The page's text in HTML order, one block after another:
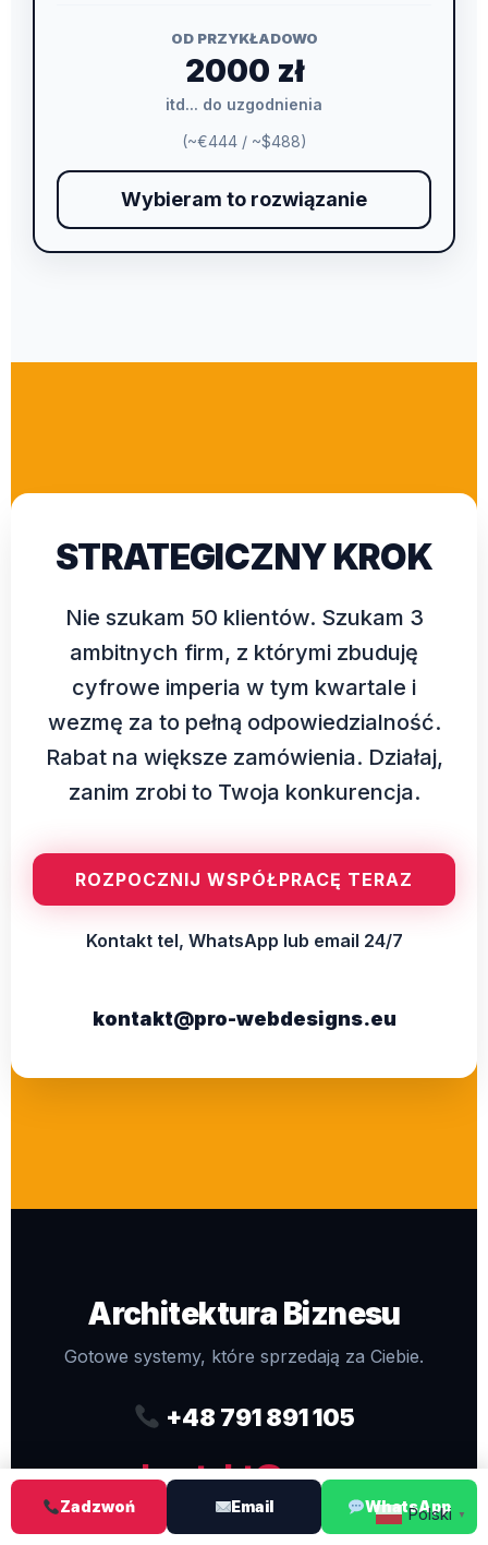
OD PRZYKŁADOWO
2000 zł
itd... do uzgodnienia
(~€444 / ~$488)
Wybieram to rozwiązanie
STRATEGICZNY KROK
Nie szukam 50 klientów. Szukam 3
ambitnych firm, z którymi zbuduję
cyfrowe imperia w tym kwartale i
wezmę za to pełną odpowiedzialność.
Rabat na większe zamówienia. Działaj,
zanim zrobi to Twoja konkurencja.
ROZPOCZNIJ WSPÓŁPRACĘ TERAZ
Kontakt tel, WhatsApp lub email 24/7
kontakt@pro-webdesigns.eu
Architektura Biznesu
Gotowe systemy, które sprzedają za Ciebie.
+48 791 891 105
kontakt@pro-
webdesigns.eu
Zadzwoń Email WhatsApp
Polski ▼